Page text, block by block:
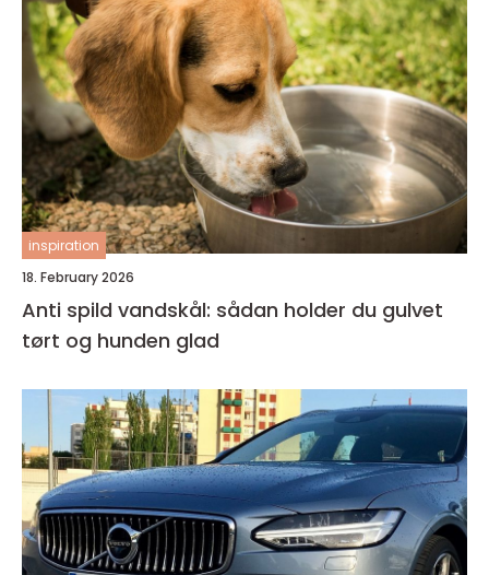
inspiration
18. February 2026
Anti spild vandskål: sådan holder du gulvet
tørt og hunden glad